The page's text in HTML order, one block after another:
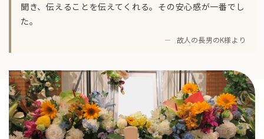
聞き、伝えることを伝えてくれる。その安心感が一番でし
た。
－ 故人の長男のK様より